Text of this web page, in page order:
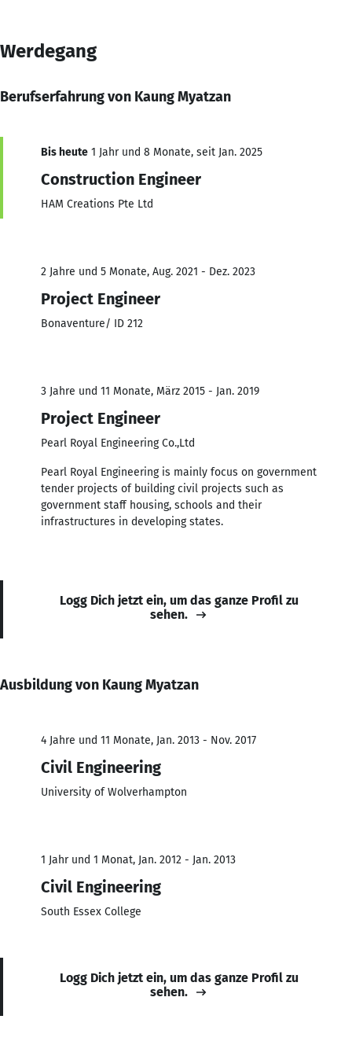
Werdegang
Berufserfahrung von Kaung Myatzan
Bis heute 1 Jahr und 8 Monate, seit Jan. 2025
Construction Engineer
HAM Creations Pte Ltd
2 Jahre und 5 Monate, Aug. 2021 - Dez. 2023
Project Engineer
Bonaventure/ ID 212
3 Jahre und 11 Monate, März 2015 - Jan. 2019
Project Engineer
Pearl Royal Engineering Co.,Ltd
Pearl Royal Engineering is mainly focus on government
tender projects of building civil projects such as
government staff housing, schools and their
infrastructures in developing states.
Logg Dich jetzt ein, um das ganze Profil zu
sehen.
Ausbildung von Kaung Myatzan
4 Jahre und 11 Monate, Jan. 2013 - Nov. 2017
Civil Engineering
University of Wolverhampton
1 Jahr und 1 Monat, Jan. 2012 - Jan. 2013
Civil Engineering
South Essex College
Logg Dich jetzt ein, um das ganze Profil zu
sehen.